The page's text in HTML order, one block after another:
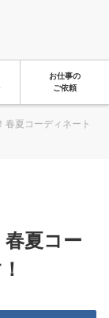
お仕事の
ご依頼
春夏コーディネート
夏コー